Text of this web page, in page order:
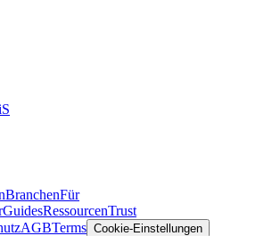
BranchenFür
GuidesRessourcenTrust
AGBTerms Cookie-Einstellungen